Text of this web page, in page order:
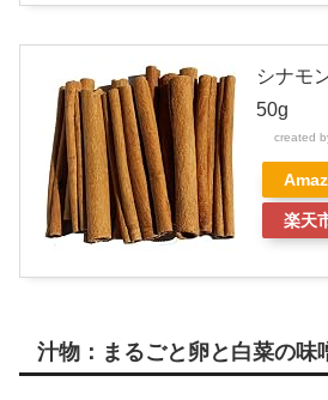
シナモ
50g
created
楽天
汁物：まるごと卵と白菜の味